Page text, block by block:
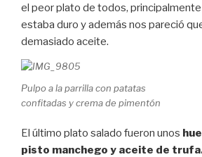
el peor plato de todos,
estaba duro y además nos pareció
demasiado aceite.
Pulpo a la parrilla con patatas
confitadas y crema de pimentón
El último plato salado fueron unos
pisto manchego y aceite de